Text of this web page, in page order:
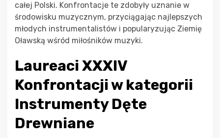
całej Polski. Konfrontacje te zdobyły uznanie w
środowisku muzycznym, przyciągając najlepszych
młodych instrumentalistów i popularyzując Ziemię
Oławską wśród miłośników muzyki.
Laureaci XXXIV
Konfrontacji w kategorii
Instrumenty Dęte
Drewniane